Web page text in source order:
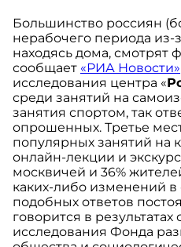
Большинство россиян
нерабочего периода из-
находясь дома, смотрят
сообщает «РИА Новости»
исследования центра «
среди занятий на
занятия спортом, так
опрошенных. Третье
популярных занятий на
онлайн-лекции и
москвичей и 36%
каких-либо изменений в
подобных ответов
говорится в
исследования Фонда